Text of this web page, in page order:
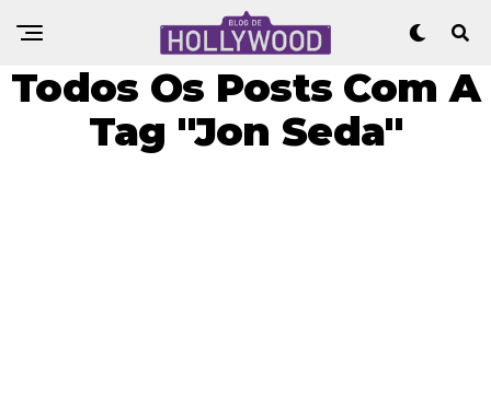
Todos Os Posts Com A
Tag "Jon Seda"